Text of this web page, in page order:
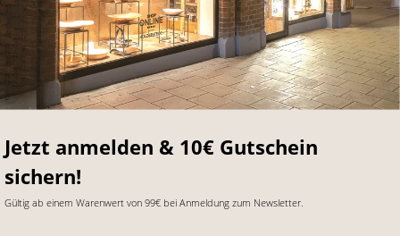
Jetzt anmelden & 10€ Gutschein
sichern!
Gültig ab einem Warenwert von 99€ bei Anmeldung zum Newsletter.